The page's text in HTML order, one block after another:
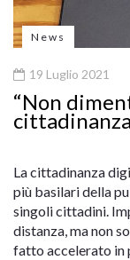
News
19 Luglio 2021
“Non
La cittadinanza
più basilari della
singoli cittadini.
distanza, ma non
fatto accelerato in